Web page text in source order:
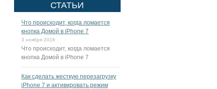
СТАТЬИ
Что происходит, когда ломается
кнопка Домой в iPhone 7
3 ноября 2016
Что происходит, когда ломается
кнопка Домой в iPhone 7
Как сделать жесткую перезагрузку
iPhone 7 и активировать режим